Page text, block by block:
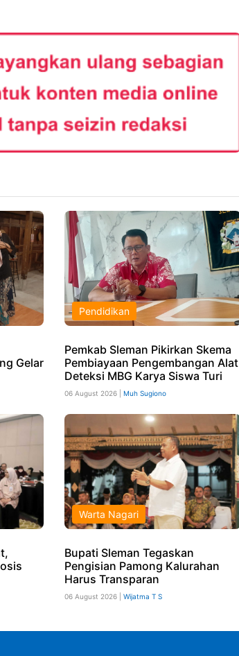
Gelar
Pendidikan
Pemkab Sleman Pikirkan Skema
Pembiayaan Pengembangan Alat
Deteksi MBG Karya Siswa Turi
06 August 2026 | Muh Sugiono
Warta Nagari
Bupati Sleman Tegaskan
Pengisian Pamong Kalurahan
Harus Transparan
06 August 2026 | Wijatma T S